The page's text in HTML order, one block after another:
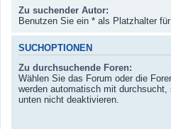
Zu suchender Autor:
Benutzen Sie ein * als Platzhalter
SUCHOPTIONEN
Zu durchsuchende Foren:
Wählen Sie das Forum oder die
werden automatisch mit durchsucht,
unten nicht deaktivieren.